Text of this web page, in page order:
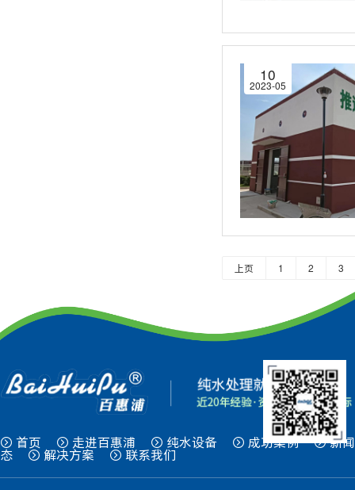
10
2023-05
上页 1 2 3
首页 走进百惠浦 纯水设备 成功案例 新
态 解决方案 联系我们